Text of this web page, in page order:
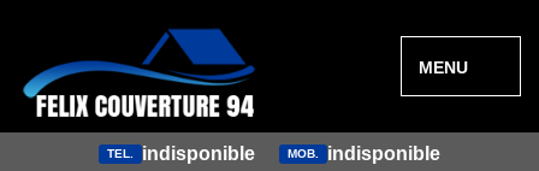
MENU
TEL. indisponible MOB. indisponible